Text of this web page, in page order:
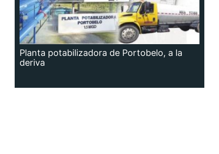
Planta potabilizadora de Portobelo, a la
deriva